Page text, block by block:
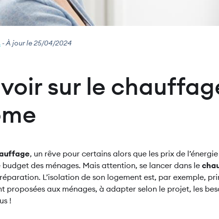
- À jour le 25/04/2024
sur le
, un rêve pour certains alors que les prix de
des ménages. Mais attention, se lancer dans le
L’isolation de son logement est, par exemple,
proposées aux ménages, à adapter selon le projet, les
!